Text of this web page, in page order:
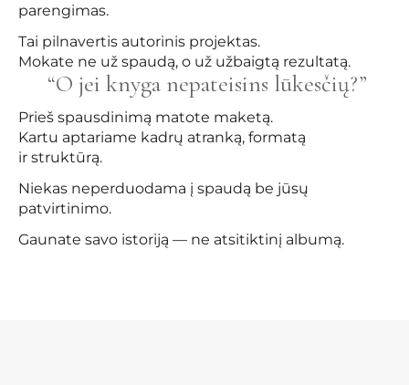
parengimas.
Tai pilnavertis autorinis projektas.
Mokate ne už spaudą, o už užbaigtą rezultatą.
“O jei knyga nepateisins lūkesčių?”
Prieš spausdinimą matote maketą.
Kartu aptariame kadrų atranką, formatą
ir struktūrą.
Niekas neperduodama į spaudą be jūsų
patvirtinimo.
Gaunate savo istoriją — ne atsitiktinį albumą.